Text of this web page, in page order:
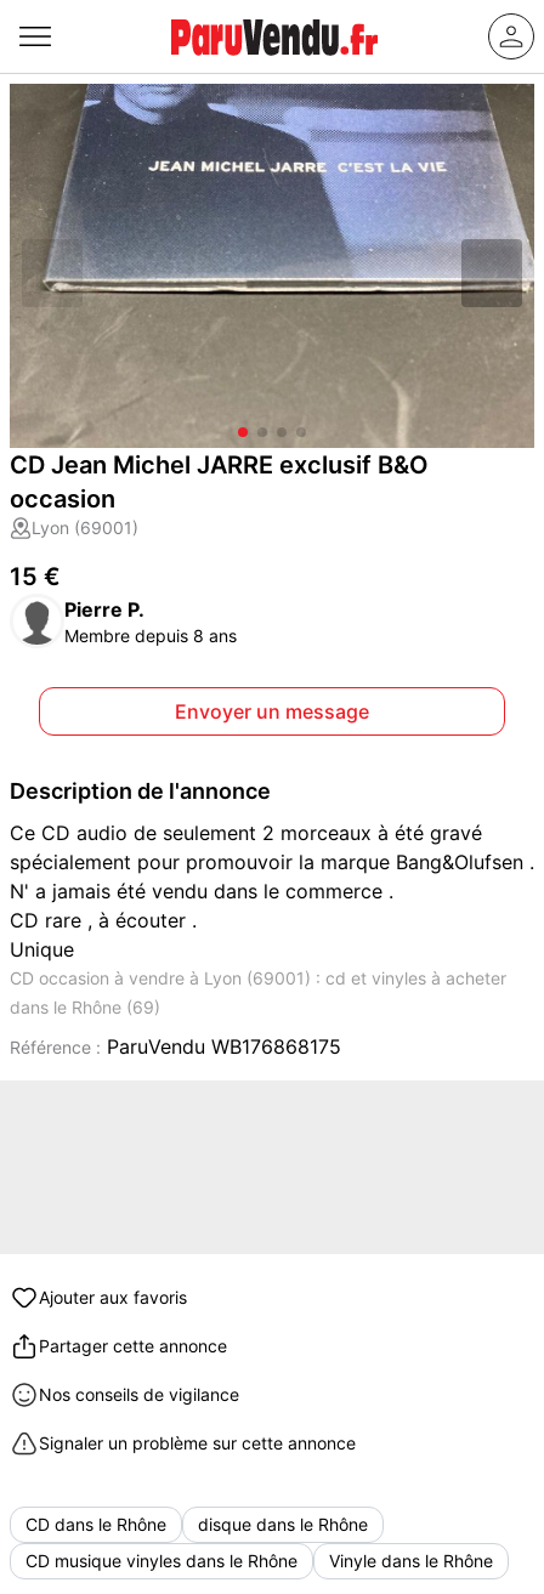
CD Jean Michel JARRE exclusif B&O
occasion
Lyon (69001)
15 €
Pierre P.
Membre depuis 8 ans
Envoyer un message
Description de l'annonce
Ce CD audio de seulement 2 morceaux à été gravé
spécialement pour promouvoir la marque Bang&Olufsen .
N' a jamais été vendu dans le commerce .
CD rare , à écouter .
Unique
CD occasion à vendre à Lyon (69001) : cd et vinyles à acheter
dans le Rhône (69)
Référence : ParuVendu WB176868175
Ajouter aux favoris
Partager cette annonce
Nos conseils de vigilance
Signaler un problème sur cette annonce
CD dans le Rhône
disque dans le Rhône
CD musique vinyles dans le Rhône
Vinyle dans le Rhône